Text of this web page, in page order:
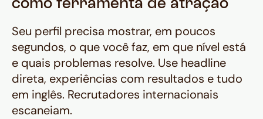
como ferramenta de atração
Seu perfil precisa mostrar, em poucos
segundos, o que você faz, em que nível está
e quais problemas resolve. Use headline
direta, experiências com resultados e tudo
em inglês. Recrutadores internacionais
escaneiam.